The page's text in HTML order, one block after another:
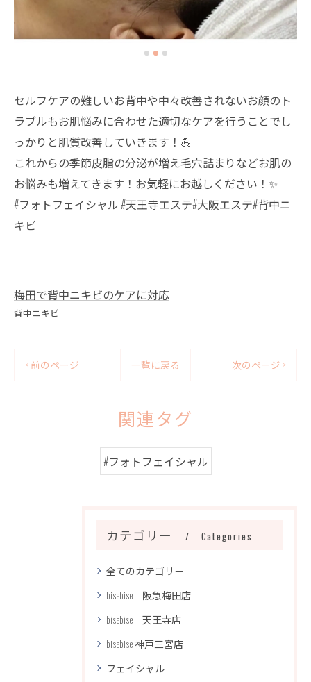
セルフケアの難しいお背中や中々改善されないお顔のト
ラブルもお肌悩みに合わせた適切なケアを行うことでし
っかりと肌質改善していきます！💪
これからの季節皮脂の分泌が増え毛穴詰まりなどお肌の
お悩みも増えてきます！お気軽にお越しください！✨
#フォトフェイシャル #天王寺エステ#大阪エステ#背中ニ
キビ
梅田で背中ニキビのケアに対応
背中ニキビ
< 前のページ 一覧に戻る 次のページ >
関連タグ
#フォトフェイシャル
カテゴリー Categories
全てのカテゴリー
bisebise 阪急梅田店
bisebise 天王寺店
bisebise 神戸三宮店
フェイシャル